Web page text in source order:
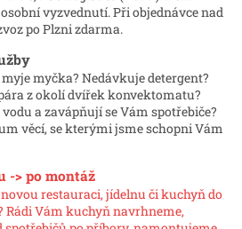
vyzvednutí. Při objednávce nad
po Plzni zdarma.
myčka? Nedávkuje detergent?
z okolí dvířek konvektomatu?
a zavápňují se Vám spotřebiče?
věcí, se kterými jsme schopni Vám
-> po montáž
restauraci, jídelnu či kuchyň do
Rádi Vám kuchyň navrhneme,